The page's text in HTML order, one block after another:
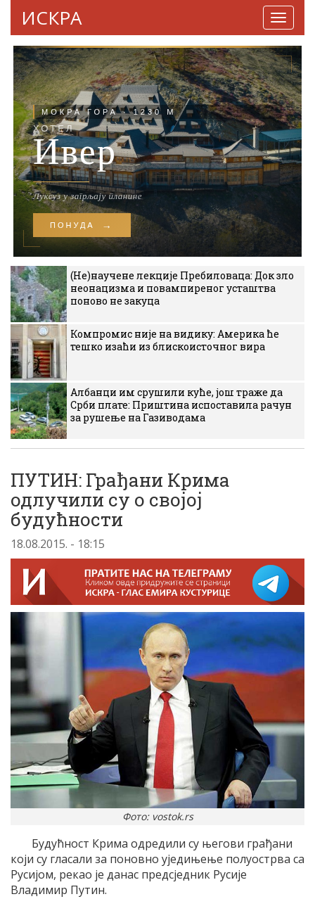
ИСКРА
(Не)научене лекције Пребиловаца: Док зло
неонацизма и повампиреног усташтва
поново не закуца
Компромис није на видику: Америка ће
тешко изаћи из блискоисточног вира
Албанци им срушили куће, још траже да
Срби плате: Приштина испоставила рачун
за рушење на Газиводама
ПУТИН: Грађани Крима
одлучили су о својој
будућности
18.08.2015. - 18:15
Фото: vostok.rs
Будућност Крима одредили су његови грађани
који су гласали за поновно уједињење полуострва са
Русијом, рекао је данас предсједник Русије
Владимир Путин.